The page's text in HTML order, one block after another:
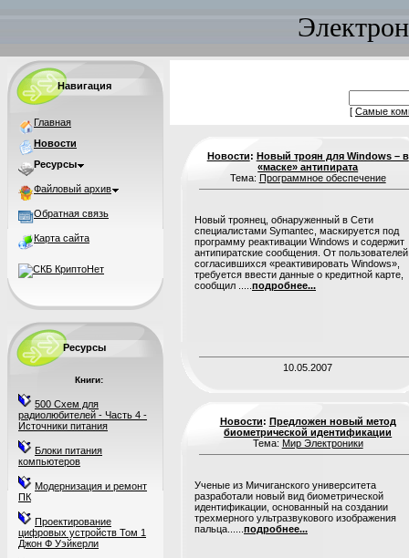
Навигация
Главная
Новости
Ресурсы
Файловый архив
Обратная связь
Карта сайта
Ресурсы
Книги:
500 Схем для
радиолюбителей - Часть 4 -
Источники питания
Блоки питания
компьютеров
Модернизация и ремонт
ПК
Проектирование
цифровых устройств Том 1
Джон Ф Уэйкерли
[ Самые
Новости: Новый троян для Windows – в
«маске» антипирата
Тема: Программное обеспечение
Новый троянец, обнаруженный в Сети
специалистами Symantec, маскируется под
программу реактивации Windows и содержит
антипиратские сообщения. От
согласившихся «реактивировать Windows»,
требуется ввести данные о кредитной карте,
сообщил ..... подробнее...
10.05.2007
Новости: Предложен новый метод
биометрической идентификации
Тема: Мир Электроники
Ученые из Мичиганского университета
разработали новый вид биометрической
идентификации, основанный на создании
трехмерного ультразвукового изображения
пальца...... подробнее...